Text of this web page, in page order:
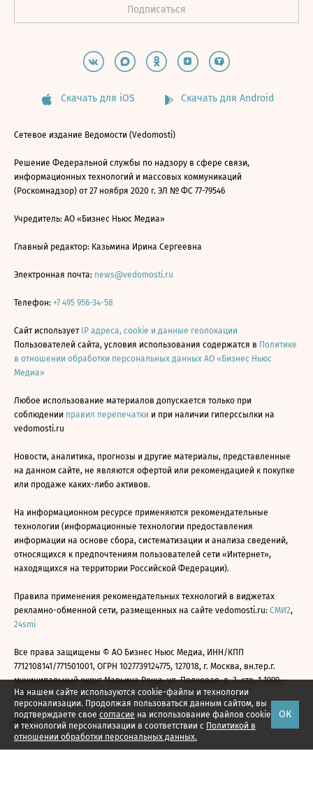
На нашем сайте используются cookie-файлы и технологии
персонализации. Продолжая пользоваться данным сайтом, вы
подтверждаете свое согласие на использование файлов cookie
и технологий персонализации в соответствии с Политикой в
отношении обработки персональных данных.
ОК
Скачать для iOS Скачать для Android
Сетевое издание Ведомости (Vedomosti)
Решение Федеральной службы по надзору в сфере связи,
информационных технологий и массовых коммуникаций
(Роскомнадзор) от 27 ноября 2020 г. ЭЛ № ФС 77-79546
Учредитель: АО «Бизнес Ньюс Медиа»
Главный редактор: Казьмина Ирина Сергеевна
Электронная почта: news@vedomosti.ru
Телефон: +7 495 956-34-58
Сайт использует IP адреса, cookie и данные геолокации
Пользователей сайта, условия использования содержатся в Политике
в отношении обработки персональных данных АО «Бизнес Ньюс
Медиа»
Любое использование материалов допускается только при
соблюдении правил перепечатки и при наличии гиперссылки на
vedomosti.ru
Новости, аналитика, прогнозы и другие материалы, представленные
на данном сайте, не являются офертой или рекомендацией к покупке
или продаже каких-либо активов.
На информационном ресурсе применяются рекомендательные
технологии (информационные технологии предоставления
информации на основе сбора, систематизации и анализа сведений,
относящихся к предпочтениям пользователей сети «Интернет»,
находящихся на территории Российской Федерации).
Правила применения рекомендательных технологий в виджетах
рекламно-обменной сети, размещенных на сайте vedomosti.ru: СМИ2,
24smi
Все права защищены © АО Бизнес Ньюс Медиа, ИНН/КПП
7712108141/771501001, ОГРН 1027739124775, 127018, г. Москва, вн.тер.г.
муниципальный округ Марьина Роща, ул. Полковая, д. 3, стр. 1 1999—
2026